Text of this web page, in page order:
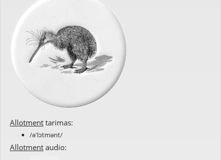
Allotment tarimas:
/ə'lɔtmənt/
Allotment audio: